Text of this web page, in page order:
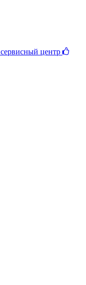
сервисный центр